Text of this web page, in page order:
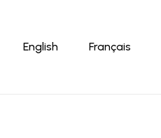
English Français